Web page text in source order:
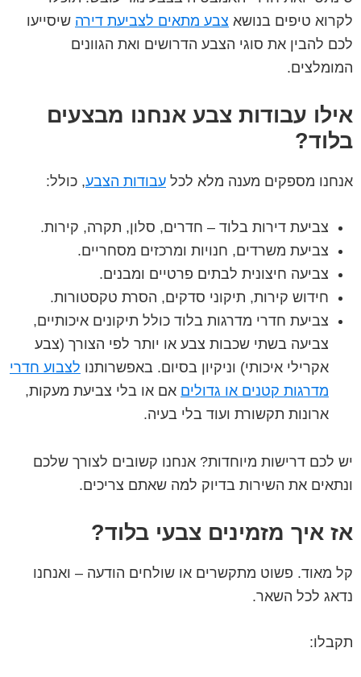
לקרוא טיפים בנושא צבע מתאים לצביעת דירה שיסייעו
לכם להבין את סוגי הצבע הדרושים ואת הגוונים
המומלצים.
אילו עבודות צבע אנחנו מבצעים
בלוד?
אנחנו מספקים מענה מלא לכל עבודות הצבע, כולל:
צביעת דירות בלוד – חדרים, סלון, תקרה, קירות.
צביעת משרדים, חנויות ומרכזים מסחריים.
צביעה חיצונית לבתים פרטיים ומבנים.
חידוש קירות, תיקוני סדקים, הסרת טקסטורות.
צביעת חדרי מדרגות בלוד כולל תיקונים איכותיים,
צביעה בשתי שכבות צבע או יותר לפי הצורך (צבע
אקרילי איכותי) וניקיון בסיום. באפשרותנו לצבוע חדרי
מדרגות קטנים או גדולים אם או בלי צביעת מעקות,
ארונות תקשורת ועוד בלי בעיה.
יש לכם דרישות מיוחדות? אנחנו קשובים לצורך שלכם
ונתאים את השירות בדיוק למה שאתם צריכים.
אז איך מזמינים צבעי בלוד?
קל מאוד. פשוט מתקשרים או שולחים הודעה – ואנחנו
נדאג לכל השאר.
תקבלו: